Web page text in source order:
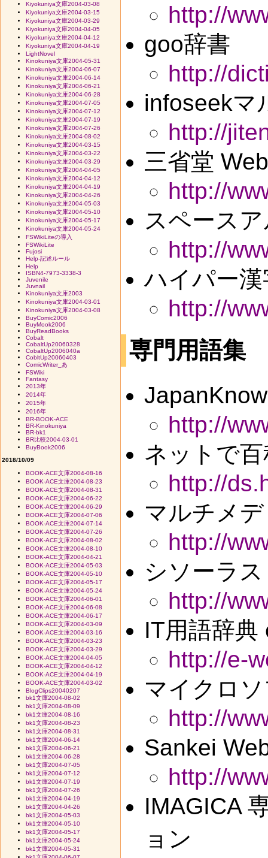
http://
goo辞書
http://
infoseekマ
http://
三省堂
http://
スペース
http://
ハイパー
http://
専門用語集
http://
ネットで
http://
マルチメ
http://
シソーラ
http://
IT用語辞典
http://e-
マイクロ
http://
Sankei
http://
IMAGICA
ョン
Kiyokuniya文庫2004-03-08
Kiyokuniya文庫2004-03-15
Kiyokuniya文庫2004-03-29
Kiyokuniya文庫2004-04-05
Kiyokuniya文庫2004-04-12
Kiyokuniya文庫2004-04-19
LightNovel
Kinokuniya文庫2004-05-31
Kinokuniya文庫2004-06-07
Kinokuniya文庫2004-06-14
Kinokuniya文庫2004-06-21
Kinokuniya文庫2004-06-28
Kinokuniya文庫2004-07-05
Kinokuniya文庫2004-07-12
Kinokuniya文庫2004-07-19
Kinokuniya文庫2004-07-26
Kinokuniya文庫2004-08-02
Kinokuniya文庫2004-03-15
Kinokuniya文庫2004-03-22
Kinokuniya文庫2004-03-29
Kinokuniya文庫2004-04-05
Kinokuniya文庫2004-04-12
Kinokuniya文庫2004-04-19
Kinokuniya文庫2004-04-26
Kinokuniya文庫2004-05-03
Kinokuniya文庫2004-05-10
Kinokuniya文庫2004-05-17
Kinokuniya文庫2004-05-24
FSWikiLiteの導入
FSWikiLite
Fujosi
Help-記述ルール
Help
ISBN4-7973-3338-3
Juvenile
Juvnail
Kinokuniya文庫2003
Kinokuniya文庫2004-03-01
Kinokuniya文庫2004-03-08
BuyComic2006
BuyMook2006
BuyReadBooks
Cobalt
CobaltUp20060328
CobaltUp2006040a
CobltUp20060403
ComicWriter_あ
FSWiki
Fantasy
2013年
2014年
2015年
2016年
BR-BOOK-ACE
BR-Kinokuniya
BR-bk1
BR比較2004-03-01
BuyBook2006
2018/10/09
BOOK-ACE文庫2004-08-16
BOOK-ACE文庫2004-08-23
BOOK-ACE文庫2004-08-31
BOOK-ACE文庫2004-06-22
BOOK-ACE文庫2004-06-29
BOOK-ACE文庫2004-07-06
BOOK-ACE文庫2004-07-14
BOOK-ACE文庫2004-07-26
BOOK-ACE文庫2004-08-02
BOOK-ACE文庫2004-08-10
BOOK-ACE文庫2004-04-21
BOOK-ACE文庫2004-05-03
BOOK-ACE文庫2004-05-10
BOOK-ACE文庫2004-05-17
BOOK-ACE文庫2004-05-24
BOOK-ACE文庫2004-06-01
BOOK-ACE文庫2004-06-08
BOOK-ACE文庫2004-06-17
BOOK-ACE文庫2004-03-09
BOOK-ACE文庫2004-03-16
BOOK-ACE文庫2004-03-23
BOOK-ACE文庫2004-03-29
BOOK-ACE文庫2004-04-05
BOOK-ACE文庫2004-04-12
BOOK-ACE文庫2004-04-19
BOOK-ACE文庫2004-03-02
BlogClips20040207
bk1文庫2004-08-02
bk1文庫2004-08-09
bk1文庫2004-08-16
bk1文庫2004-08-23
bk1文庫2004-08-31
bk1文庫2004-06-14
bk1文庫2004-06-21
bk1文庫2004-06-28
bk1文庫2004-07-05
bk1文庫2004-07-12
bk1文庫2004-07-19
bk1文庫2004-07-26
bk1文庫2004-04-19
bk1文庫2004-04-26
bk1文庫2004-05-03
bk1文庫2004-05-10
bk1文庫2004-05-17
bk1文庫2004-05-24
bk1文庫2004-05-31